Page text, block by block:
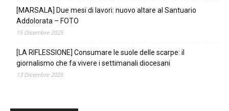
[MARSALA] Due mesi di lavori: nuovo altare al Santuario
Addolorata – FOTO
15 Dicembre 2025
[LA RIFLESSIONE] Consumare le suole delle scarpe: il
giornalismo che fa vivere i settimanali diocesani
13 Dicembre 2025